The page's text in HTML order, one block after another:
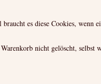
es diese Cookies, wenn
nicht gelöscht, selbst